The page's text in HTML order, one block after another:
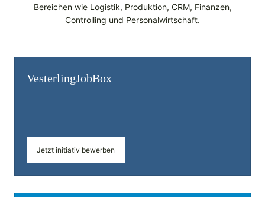
Bereichen wie Logistik, Produktion, CRM, Finanzen,
Controlling und Personalwirtschaft.
Vesterling­JobBox
Jetzt initiativ bewerben